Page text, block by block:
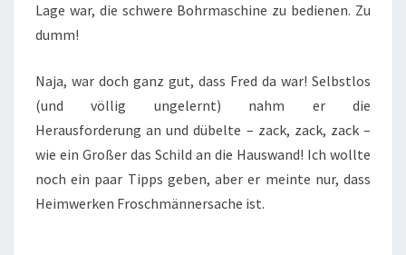
Lage war, die schwere Bohrmaschine zu bedienen. Zu
dumm!
Naja, war doch ganz gut, dass Fred da war! Selbstlos
(und völlig ungelernt) nahm er die
Herausforderung an und dübelte – zack, zack, zack –
wie ein Großer das Schild an die Hauswand! Ich wollte
noch ein paar Tipps geben, aber er meinte nur, dass
Heimwerken Froschmännersache ist.